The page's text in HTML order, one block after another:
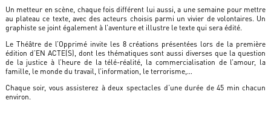
Un metteur en scène, chaque fois différent lui aussi, a une semaine pour mettre
au plateau ce texte, avec des acteurs choisis parmi un vivier de volontaires. Un
graphiste se joint également à l’aventure et illustre le texte qui sera édité.
Le Théâtre de l’Opprimé invite les 8 créations présentées lors de la première
édition d’EN ACTE(S), dont les thématiques sont aussi diverses que la question
de la justice à l’heure de la télé-réalité, la commercialisation de l’amour, la
famille, le monde du travail, l’information, le terrorisme,…
Chaque soir, vous assisterez à deux spectacles d’une durée de 45 min chacun
environ.